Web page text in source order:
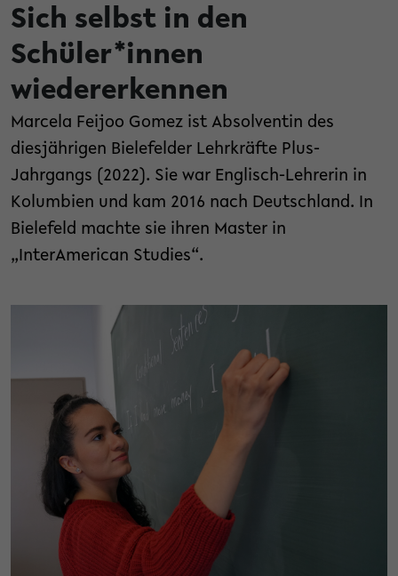
Sich selbst in den
Schüler*innen
wiedererkennen
Marcela Feijoo Gomez ist Absolventin des
diesjährigen Bielefelder Lehrkräfte Plus-
Jahrgangs (2022). Sie war Englisch-Lehrerin in
Kolumbien und kam 2016 nach Deutschland. In
Bielefeld machte sie ihren Master in
„InterAmerican Studies“.